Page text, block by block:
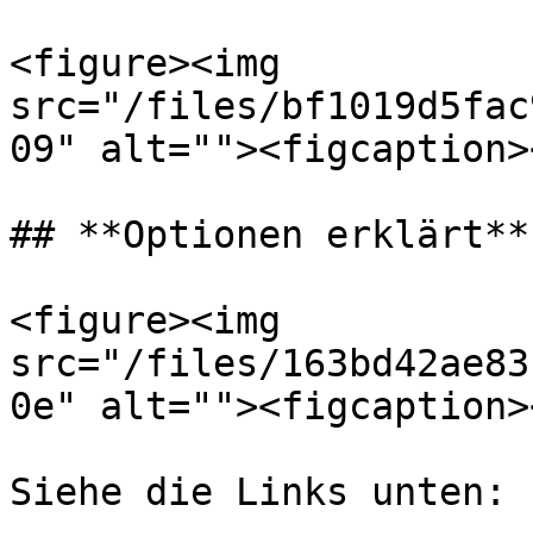
<figure><img
src="/files/
09"
## **Optionen erklärt**
<figure><img
src="/files/
0e"
Siehe die Links unten: